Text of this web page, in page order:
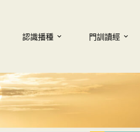
認識播種 門訓讀經